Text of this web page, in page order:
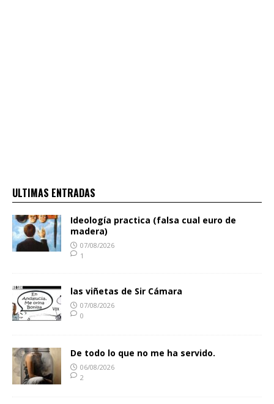
ULTIMAS ENTRADAS
Ideología practica (falsa cual euro de
madera)
07/08/2026
1
las viñetas de Sir Cámara
07/08/2026
0
De todo lo que no me ha servido.
06/08/2026
2